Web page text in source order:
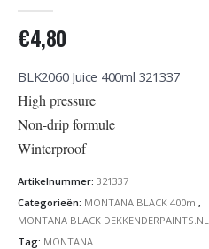
€4,80
BLK2060 Juice 400ml 321337
High pressure
Non-drip formule
Winterproof
Artikelnummer: 321337
Categorieën: MONTANA BLACK 400ml,
MONTANA BLACK DEKKENDERPAINTS.NL
Tag: MONTANA